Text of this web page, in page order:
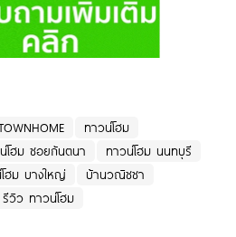
ทาวน์โฮม
โฮม ซอยกันตนา
ทาวน์โฮม นนทบุรี
ฮม บางใหญ่
บ้านวณิชชา
รีวิว ทาวน์โฮม